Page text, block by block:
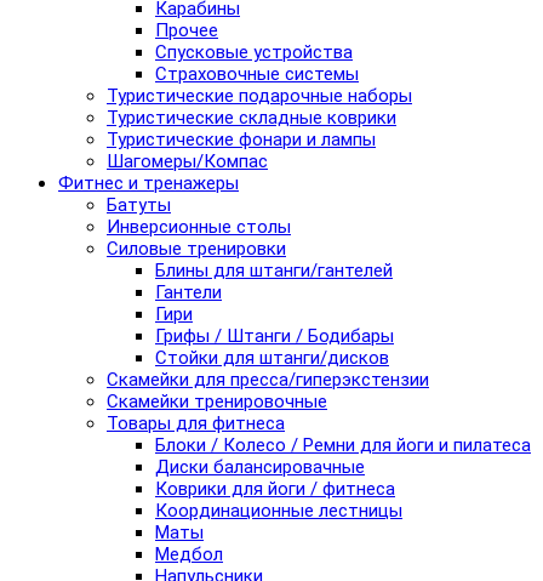
Карабины
Прочее
Спусковые устройства
Страховочные системы
Туристические подарочные наборы
Туристические складные коврики
Туристические фонари и лампы
Шагомеры/Компас
Фитнес и тренажеры
Батуты
Инверсионные столы
Силовые тренировки
Блины для штанги/гантелей
Гантели
Гири
Грифы / Штанги / Бодибары
Стойки для штанги/дисков
Скамейки для пресса/гиперэкстензии
Скамейки тренировочные
Товары для фитнеса
Блоки / Колесо / Ремни для йоги и пилатеса
Диски балансировачные
Коврики для йоги / фитнеса
Координационные лестницы
Маты
Медбол
Напульсники